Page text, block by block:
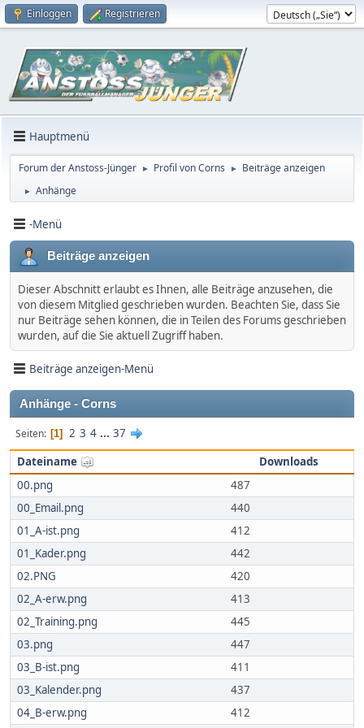
Einloggen Registrieren
Hauptmenü
Forum der Anstoss-Jünger ► Profil von Corns ► Beiträge anzeigen
► Anhänge
-Menü
Beiträge anzeigen
Dieser Abschnitt erlaubt es Ihnen, alle Beiträge anzusehen, die
von diesem Mitglied geschrieben wurden. Beachten Sie, dass Sie
nur Beiträge sehen können, die in Teilen des Forums geschrieben
wurden, auf die Sie aktuell Zugriff haben.
Beiträge anzeigen-Menü
Anhänge - Corns
Seiten 1 2 3 4 ... 37
Dateiname
Downloads
00.png
487
00_Email.png
440
01_A-ist.png
412
01_Kader.png
442
02.PNG
420
02_A-erw.png
413
02_Training.png
445
03.png
447
03_B-ist.png
411
03_Kalender.png
437
04_B-erw.png
412